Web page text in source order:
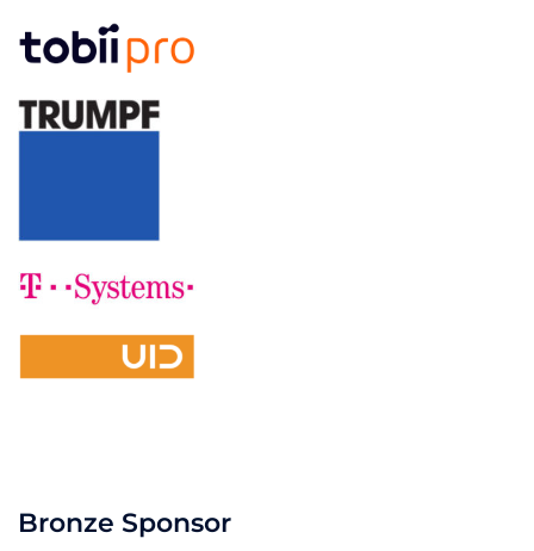
Bronze Sponsor